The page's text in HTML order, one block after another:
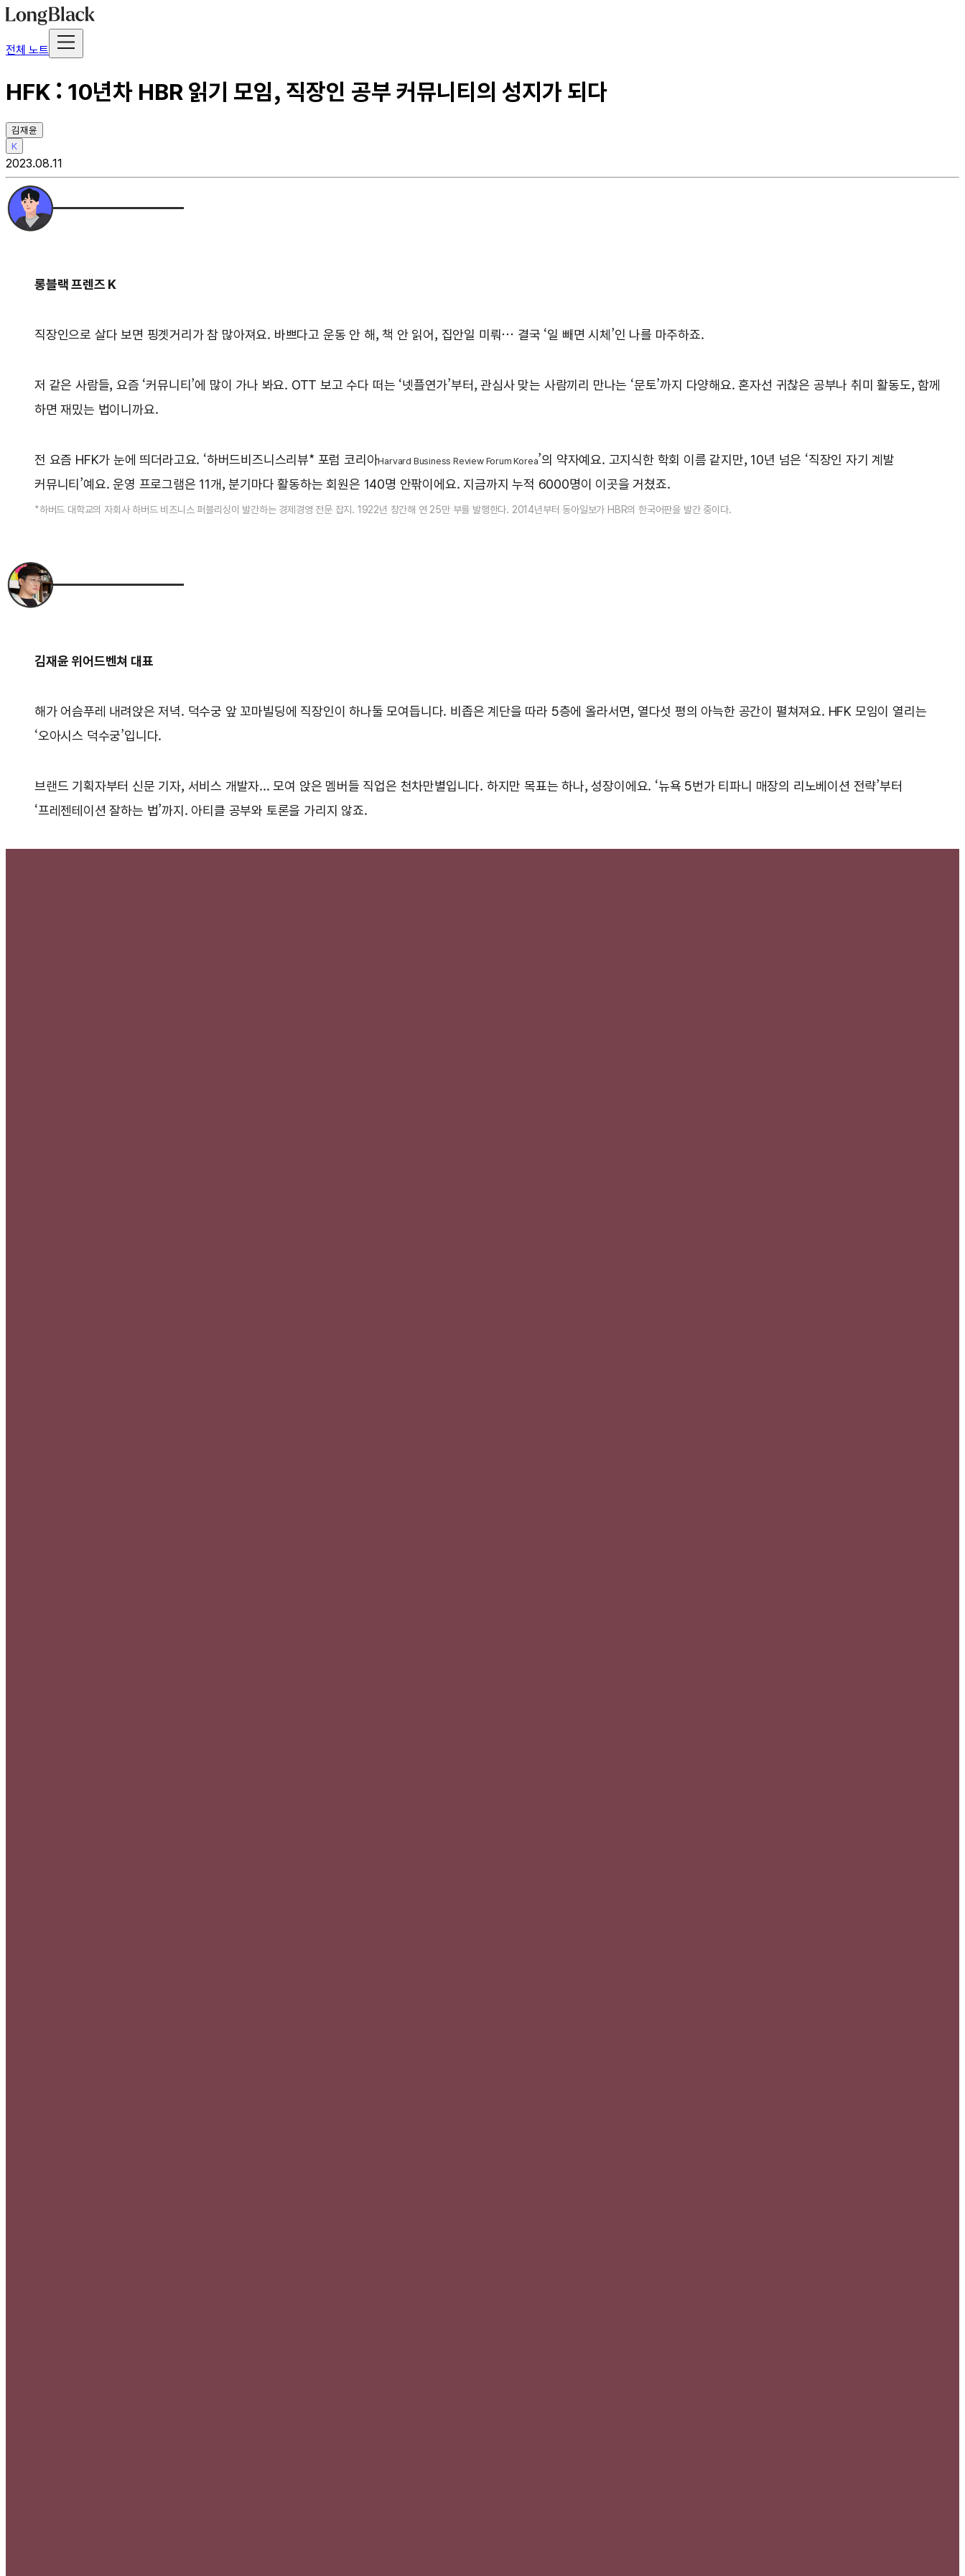
전체 노트
HFK : 10년차 HBR 읽기 모임, 직장인 공부 커뮤니티의 성지가 되다
김재윤
K
2023.08.11
롱블랙 프렌즈 K
직장인으로 살다 보면 핑곗거리가 참 많아져요. 바쁘다고 운동 안 해, 책 안 읽어, 집안일 미뤄… 결국 ‘일 빼면 시체’인 나를 마주하죠.
저 같은 사람들, 요즘 ‘커뮤니티’에 많이 가나 봐요. OTT 보고 수다 떠는 ‘넷플연가’부터, 관심사 맞는 사람끼리 만나는 ‘문토’까지 다양해요. 혼자선 귀찮은 공부나 취미 활동도, 함께
하면 재밌는 법이니까요.
전 요즘 HFK가 눈에 띄더라고요. ‘하버드비즈니스리뷰* 포럼 코리아Harvard Business Review Forum Korea’의 약자예요. 고지식한 학회 이름 같지만, 10년 넘은 ‘직장인 자기 계발
커뮤니티’예요. 운영 프로그램은 11개, 분기마다 활동하는 회원은 140명 안팎이에요. 지금까지 누적 6000명이 이곳을 거쳤죠.
*하버드 대학교의 자회사 하버드 비즈니스 퍼블리싱이 발간하는 경제경영 전문 잡지. 1922년 창간해 연 25만 부를 발행한다. 2014년부터 동아일보가 HBR의 한국어판을 발간 중이다.
김재윤 위어드벤쳐 대표
해가 어슴푸레 내려앉은 저녁. 덕수궁 앞 꼬마빌딩에 직장인이 하나둘 모여듭니다. 비좁은 계단을 따라 5층에 올라서면, 열다섯 평의 아늑한 공간이 펼쳐져요. HFK 모임이 열리는
‘오아시스 덕수궁’입니다.
브랜드 기획자부터 신문 기자, 서비스 개발자... 모여 앉은 멤버들 직업은 천차만별입니다. 하지만 목표는 하나, 성장이에요. ‘뉴욕 5번가 티파니 매장의 리노베이션 전략’부터
‘프레젠테이션 잘하는 법’까지. 아티클 공부와 토론을 가리지 않죠.